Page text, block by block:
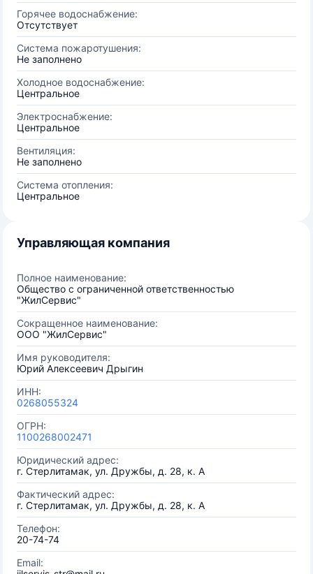
Горячее водоснабжение:
Отсутствует
Система пожаротушения:
Не заполнено
Холодное водоснабжение:
Центральное
Электроснабжение:
Центральное
Вентиляция:
Не заполнено
Система отопления:
Центральное
Управляющая компания
Полное наименование:
Общество с ограниченной ответственностью
"ЖилСервис"
Сокращенное наименование:
ООО "ЖилСервис"
Имя руководителя:
Юрий Алексеевич Дрыгин
ИНН:
0268055324
ОГРН:
1100268002471
Юридический адрес:
г. Стерлитамак, ул. Дружбы, д. 28, к. А
Фактический адрес:
г. Стерлитамак, ул. Дружбы, д. 28, к. А
Телефон:
20-74-74
Email: